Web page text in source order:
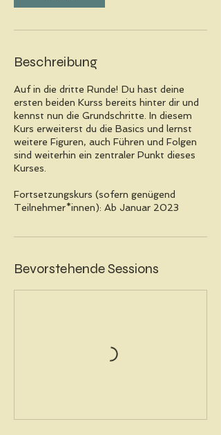
Beschreibung
Auf in die dritte Runde! Du hast deine
ersten beiden Kurss bereits hinter dir und
kennst nun die Grundschritte. In diesem
Kurs erweiterst du die Basics und lernst
weitere Figuren, auch Führen und Folgen
sind weiterhin ein zentraler Punkt dieses
Kurses.
Fortsetzungskurs (sofern genügend
Teilnehmer*innen): Ab Januar 2023
Bevorstehende Sessions